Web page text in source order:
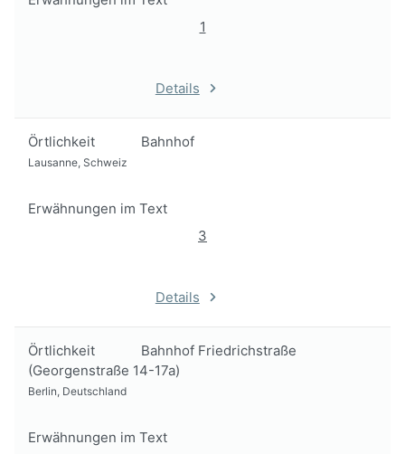
1
Details
Örtlichkeit Bahnhof
Lausanne, Schweiz
Erwähnungen im Text
3
Details
Örtlichkeit
Bahnhof Friedrichstraße
(Georgenstraße 14-17a)
Berlin, Deutschland
Erwähnungen im Text